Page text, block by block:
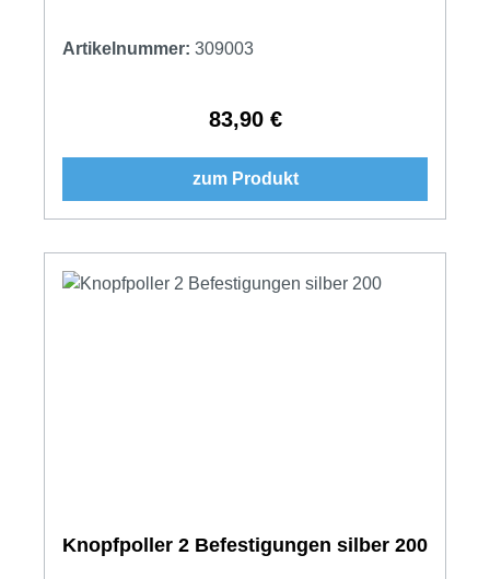
Artikelnummer: 309003
Regulärer Preis:
83,90 €
zum Produkt
Knopfpoller 2 Befestigungen silber 200